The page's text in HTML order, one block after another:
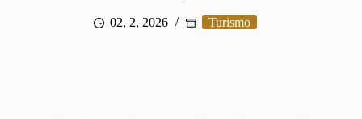
02, 2, 2026 Turismo